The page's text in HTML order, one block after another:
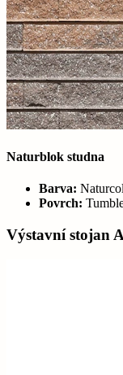
Naturblok studna
Barva:
Povrch:
Výstavní stojan